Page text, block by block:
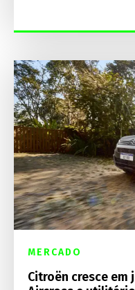
MERCADO
Citroën cresce em